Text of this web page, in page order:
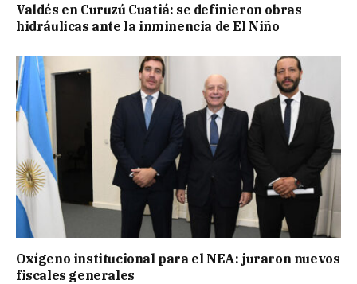
Valdés en Curuzú Cuatiá: se definieron obras
hidráulicas ante la inminencia de El Niño
Oxígeno institucional para el NEA: juraron nuevos
fiscales generales